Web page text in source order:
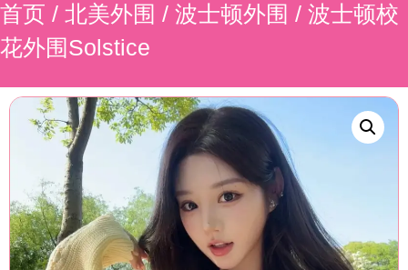
首页 / 北美外围 / 波士顿外围 / 波士顿校
花外围Solstice